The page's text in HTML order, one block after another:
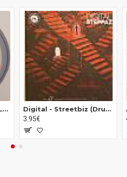
E-Z Rollers / Skinny & Lynx - Rollers EP (12")
Digital - Streetbiz (Drum Cypha Remix) / Steppaz (12")
3.95€